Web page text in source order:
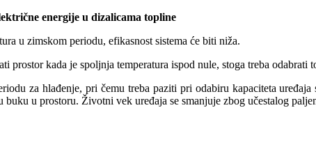
energije u dizalicama topline
u zimskom periodu, efikasnost sistema će biti niža.
prostor kada je spoljnja temperatura ispod nule, stoga treba
za hlađenje, pri čemu treba paziti pri odabiru kapaciteta
u prostoru. Životni vek uređaja se smanjuje zbog učestalog